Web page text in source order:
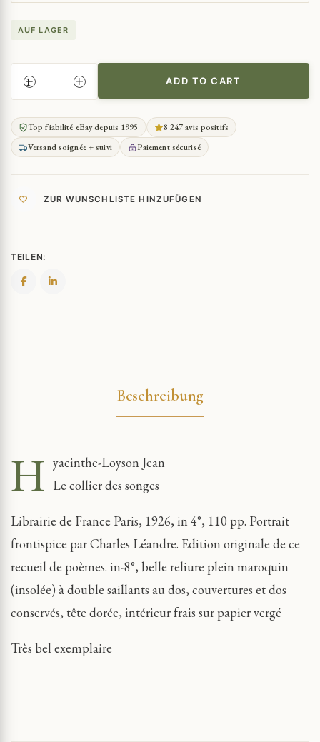
AUF LAGER
HYACINTHE-
LE
COLLIER
DES
ADD TO CART
Top fiabilité eBay depuis 1995
8 247 avis positifs
Versand soignée + suivi
Paiement sécurisé
ZUR WUNSCHLISTE HINZUFÜGEN
TEILEN:
Beschreibung
H yacinthe-Loyson Jean
Le collier des songes
Librairie de France Paris, 1926, in 4°, 110 pp. Portrait
frontispice par Charles Léandre. Edition originale de ce
recueil de poèmes. in-8°, belle reliure plein maroquin
(insolée) à double saillants au dos, couvertures et dos
conservés, tête dorée, intérieur frais sur papier vergé
Très bel exemplaire